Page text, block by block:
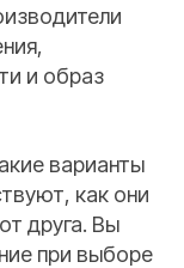
и образ
варианты
как они
друга. Вы
при выборе